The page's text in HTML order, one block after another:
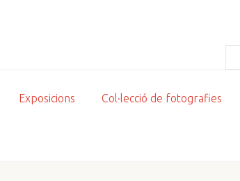
Exposicions Col·lecció de fotografies